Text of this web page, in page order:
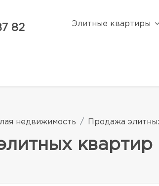
82 Элитные квартиры
недвижимость Продажа